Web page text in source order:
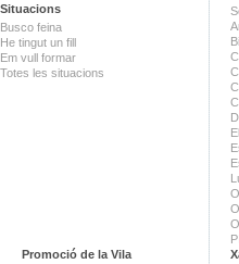
Situacions
Busco feina
He tingut un fill
Em vull formar
Totes les situacions
Promoció de la Vila